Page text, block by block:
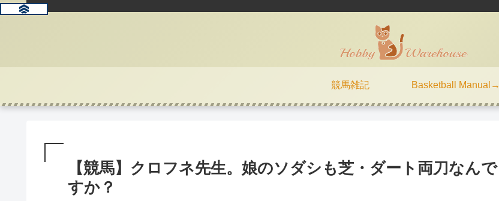
競馬雑記 Basketball Manual→
【競馬】クロフネ先生。娘のソダシも芝・ダート両刀なんで
すか？